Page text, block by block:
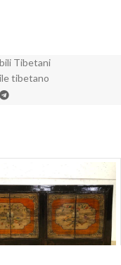
Tibetani
tibetano